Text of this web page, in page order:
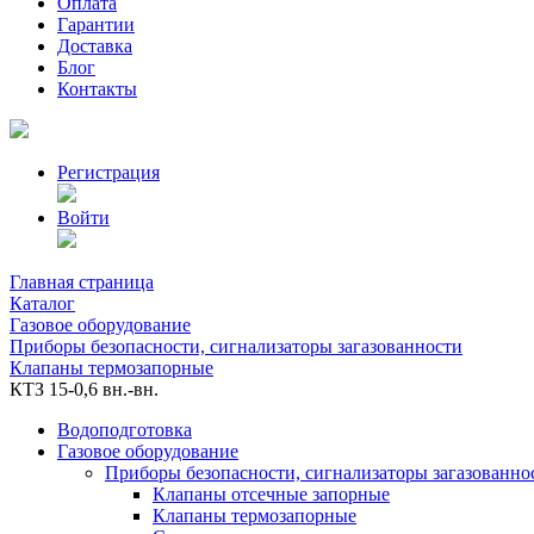
Гарантии
Доставка
Блог
Контакты
Регистрация
Войти
Главная страница
Каталог
Газовое оборудование
Приборы безопасности, сигнализаторы загазованности
Клапаны термозапорные
КТЗ 15-0,6 вн.-вн.
Водоподготовка
Газовое оборудование
Приборы безопасности, сигнализаторы
Клапаны отсечные запорные
Клапаны термозапорные